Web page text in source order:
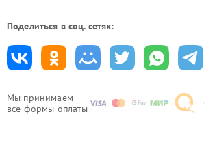
Мы принимаем
все формы оплаты
Поделиться в соц. сетях: